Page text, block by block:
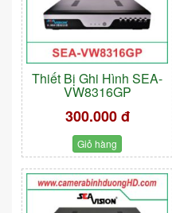
Thiết Bị Ghi Hình SEA-
VW8316GP
300.000 đ
Giỏ hàng